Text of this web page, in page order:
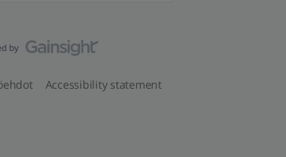
Accessibility statement